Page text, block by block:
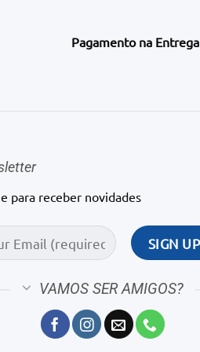
Pagamento na Entrega
para receber novidades
VAMOS SER AMIGOS?